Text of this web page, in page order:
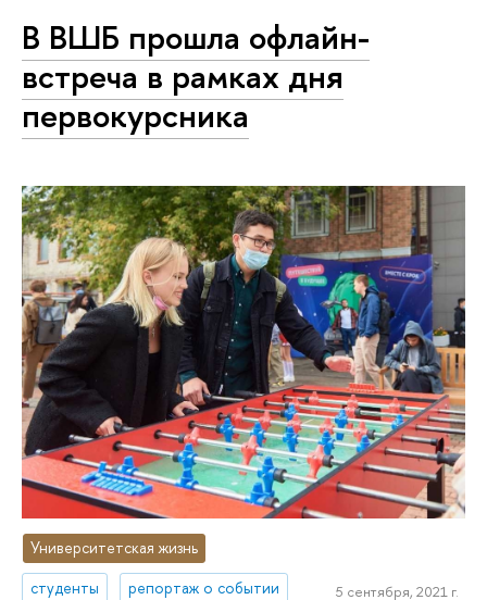
В ВШБ прошла офлайн-
встреча в рамках дня
первокурсника
Университетская жизнь
студенты
репортаж о событии 5 сентября, 2021 г.